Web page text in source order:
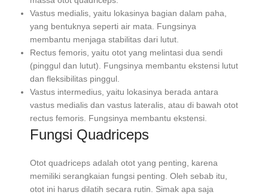
Vastus medialis, yaitu lokasinya bagian dalam paha,
yang bentuknya seperti air mata. Fungsinya
membantu menjaga stabilitas dari lutut.
Rectus femoris, yaitu otot yang melintasi dua sendi
(pinggul dan lutut). Fungsinya membantu ekstensi lutut
dan fleksibilitas pinggul.
Vastus intermedius, yaitu lokasinya berada antara
vastus medialis dan vastus lateralis, atau di bawah otot
rectus femoris. Fungsinya membantu ekstensi.
Fungsi Quadriceps
Otot quadriceps adalah otot yang penting, karena
memiliki serangkaian fungsi penting. Oleh sebab itu,
otot ini harus dilatih secara rutin. Simak apa saja